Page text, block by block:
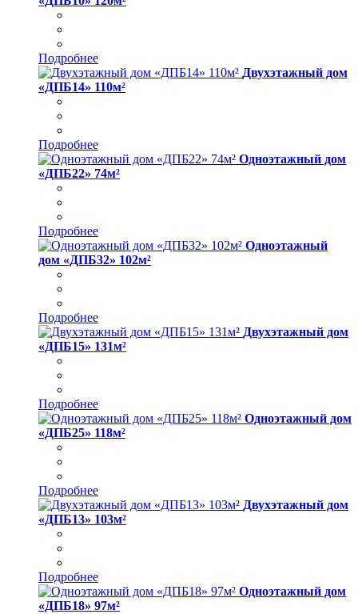
Подробнее
Двухэтажный дом
«ДПБ14» 110м²
Подробнее
Одноэтажный дом
«ДПБ22» 74м²
Подробнее
Одноэтажный
дом «ДПБ32» 102м²
Подробнее
Двухэтажный дом
«ДПБ15» 131м²
Подробнее
Одноэтажный дом
«ДПБ25» 118м²
Подробнее
Двухэтажный дом
«ДПБ13» 103м²
Подробнее
Одноэтажный дом
«ДПБ18» 97м²